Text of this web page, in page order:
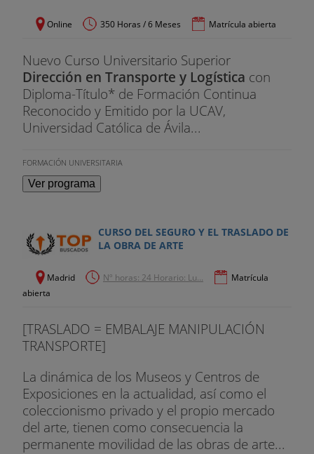
Online 350 Horas / 6 Meses Matrícula abierta
Nuevo Curso Universitario Superior
Dirección en Transporte y Logística con
Diploma-Título* de Formación Continua
Reconocido y Emitido por la UCAV,
Universidad Católica de Ávila...
FORMACIÓN UNIVERSITARIA
Ver programa
CURSO DEL SEGURO Y EL TRASLADO DE
LA OBRA DE ARTE
Madrid Nº horas: 24 Horario: Lu...
Matrícula
abierta
[TRASLADO = EMBALAJE MANIPULACIÓN
TRANSPORTE]
La dinámica de los Museos y Centros de
Exposiciones en la actualidad, así como el
coleccionismo privado y el propio mercado
del arte, tienen como consecuencia la
permanente movilidad de las obras de arte...